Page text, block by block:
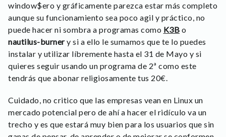
window$ero y gráficamente parezca estar más completo
aunque su funcionamiento sea poco agil y práctico, no
puede hacer ni sombra a programas como K3B o
nautilus-burnery si a ello le sumamos que te lo puedes
instalar y utilizar líbremente hasta el 31 de Mayo y si
quieres seguir usando un programa de 2ª como este
tendrás que abonar religiosamente tus 20€.
Cuidado, no critico que las empresas vean en Linux un
mercado potencial pero de ahí a hacer el ridículo va un
trecho y es que estará muy bien para los usuarios que sin